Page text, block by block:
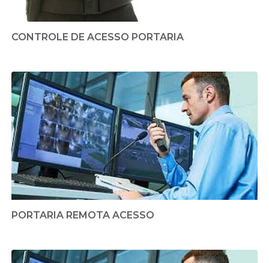
CONTROLE DE ACESSO PORTARIA
PORTARIA REMOTA ACESSO